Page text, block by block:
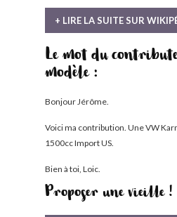
+ LIRE LA SUITE SUR
Le mot du
modèle :
Bonjour Jérôme.
Voici ma contribution. Une VW
1500cc Import US.
Bien à toi, Loic.
Proposer une vieille !